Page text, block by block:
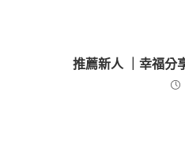
新人推薦 ｜時尚婚紗有